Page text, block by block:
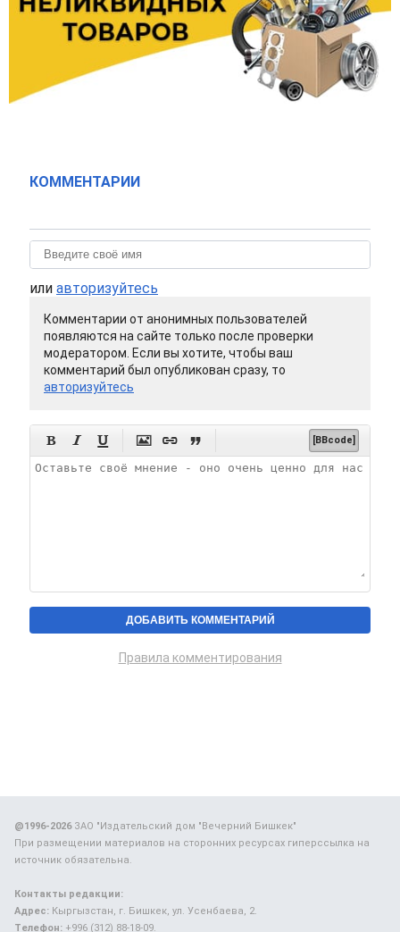
КОММЕНТАРИИ
или авторизуйтесь
Комментарии от анонимных пользователей
появляются на сайте только после проверки
модератором. Если вы хотите, чтобы ваш
комментарий был опубликован сразу, то
авторизуйтесь
      [BBcode]
Правила комментирования
@1996-2026ЗАО "Издательский дом "Вечерний Бишкек"
При размещении материалов на сторонних ресурсах гиперссылка на
источник обязательна.
Контакты редакции:
Адрес: Кыргызстан, г. Бишкек, ул. Усенбаева, 2.
Телефон: +996 (312) 88-18-09.